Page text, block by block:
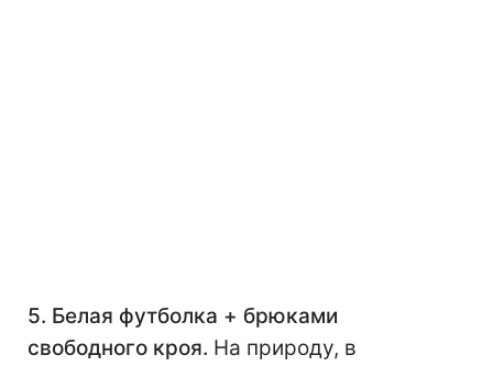
5. Белая футболка + брюками
свободного кроя. На природу, в